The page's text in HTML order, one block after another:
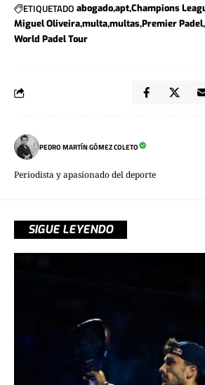
ETIQUETADO abogadoaptChampions
Miguel OliveiramultamultasPremier Padel
World Padel Tour
PEDRO MARTÍN GÓMEZ COLETO
Periodista y apasionado del deporte
SIGUE LEYENDO